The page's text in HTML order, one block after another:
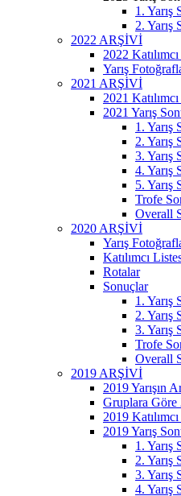
1. Yarış
2. Yarış
2022 ARŞİVİ
2022
Yarış
2021 ARŞİVİ
2021
2021 Yarış
1. Yarış
2. Yarış
3. Yarış
4. Yarış
5. Yarış
Trofe
Overall
2020 ARŞİVİ
Yarış
Katılımcı
Rotalar
Sonuçlar
1. Yarış
2. Yarış
3. Yarış
Trofe
Overall
2019 ARŞİVİ
2019 Yarışın
Gruplara Göre
2019
2019 Yarış
1. Yarış
2. Yarış
3. Yarış
4. Yarış